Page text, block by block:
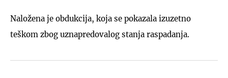
Naložena je obdukcija, koja se pokazala izuzetno
teškom zbog uznapredovalog stanja raspadanja.